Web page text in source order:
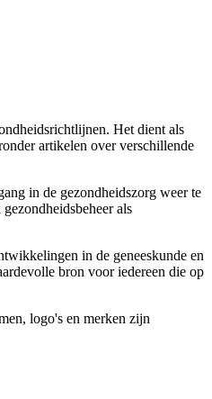
Het dient als
artikelen over verschillende
in de gezondheidszorg weer te
als
in de geneeskunde en
bron voor iedereen die op
logo's en merken zijn